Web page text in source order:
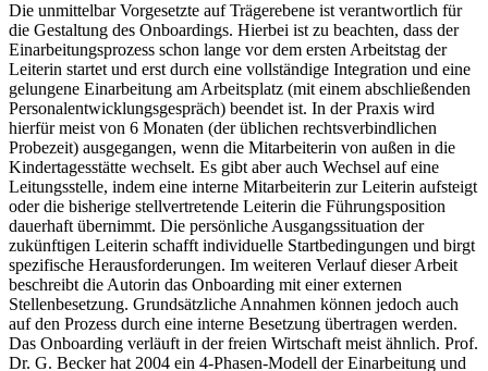
Die unmittelbar Vorgesetzte auf Trägerebene ist verantwortlich für
die Gestaltung des Onboardings. Hierbei ist zu beachten, dass der
Einarbeitungsprozess schon lange vor dem ersten Arbeitstag der
Leiterin startet und erst durch eine vollständige Integration und eine
gelungene Einarbeitung am Arbeitsplatz (mit einem abschließenden
Personalentwicklungsgespräch) beendet ist. In der Praxis wird
hierfür meist von 6 Monaten (der üblichen rechtsverbindlichen
Probezeit) ausgegangen, wenn die Mitarbeiterin von außen in die
Kindertagesstätte wechselt. Es gibt aber auch Wechsel auf eine
Leitungsstelle, indem eine interne Mitarbeiterin zur Leiterin aufsteigt
oder die bisherige stellvertretende Leiterin die Führungsposition
dauerhaft übernimmt. Die persönliche Ausgangssituation der
zukünftigen Leiterin schafft individuelle Startbedingungen und birgt
spezifische Herausforderungen. Im weiteren Verlauf dieser Arbeit
beschreibt die Autorin das Onboarding mit einer externen
Stellenbesetzung. Grundsätzliche Annahmen können jedoch auch
auf den Prozess durch eine interne Besetzung übertragen werden.
Das Onboarding verläuft in der freien Wirtschaft meist ähnlich. Prof.
Dr. G. Becker hat 2004 ein 4-Phasen-Modell der Einarbeitung und